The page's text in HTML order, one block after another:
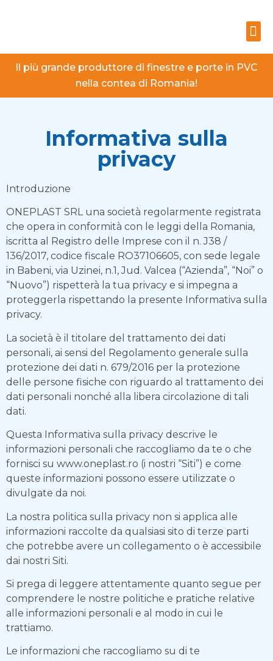
Il più grande produttore di finestre e porte in PVC
nella contea di Romania!
Informativa sulla
privacy
Introduzione
ONEPLAST SRL una società regolarmente registrata
che opera in conformità con le leggi della Romania,
iscritta al Registro delle Imprese con il n. J38 /
136/2017, codice fiscale RO37106605, con sede legale
in Babeni, via Uzinei, n.1, Jud. Valcea (“Azienda”, “Noi” o
“Nuovo”) rispetterà la tua privacy e si impegna a
proteggerla rispettando la presente Informativa sulla
privacy.
La società è il titolare del trattamento dei dati
personali, ai sensi del Regolamento generale sulla
protezione dei dati n. 679/2016 per la protezione
delle persone fisiche con riguardo al trattamento dei
dati personali nonché alla libera circolazione di tali
dati.
Questa Informativa sulla privacy descrive le
informazioni personali che raccogliamo da te o che
fornisci su www.oneplast.ro (i nostri “Siti”) e come
queste informazioni possono essere utilizzate o
divulgate da noi.
La nostra politica sulla privacy non si applica alle
informazioni raccolte da qualsiasi sito di terze parti
che potrebbe avere un collegamento o è accessibile
dai nostri Siti.
Si prega di leggere attentamente quanto segue per
comprendere le nostre politiche e pratiche relative
alle informazioni personali e al modo in cui le
trattiamo.
Le informazioni che raccogliamo su di te